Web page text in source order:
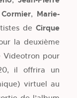
, Marie-
de Cirque
la deuxième
Videotron pour
il offrira un
virtuel au